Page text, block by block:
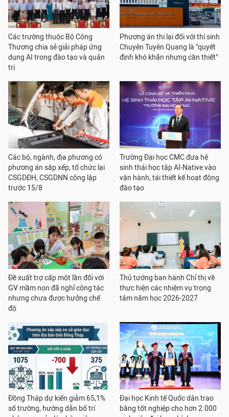
Các trường thuộc Bộ Công
Thương chia sẻ giải pháp ứng
dụng AI trong đào tạo và quản
trị
Phương án thi lại đối với thí sinh
Chuyên Tuyên Quang là "quyết
định khó khăn nhưng cần thiết"
Các bộ, ngành, địa phương có
phương án sắp xếp, tổ chức lại
CSGDĐH, CSGDNN công lập
trước 15/8
Trường Đại học CMC đưa hệ
sinh thái học tập AI-Native vào
vận hành, tái thiết kế hoạt động
đào tạo
Đề xuất trợ cấp một lần đối với
GV mầm non đã nghỉ công tác
nhưng chưa được hưởng chế
độ
Thủ tướng ban hành Chỉ thị về
thực hiện các nhiệm vụ trọng
tâm năm học 2026-2027
Đồng Tháp dự kiến giảm 65,1%
số trường, hướng dẫn bố trí
Đại học Kinh tế Quốc dân trao
bằng tốt nghiệp cho hơn 2.000